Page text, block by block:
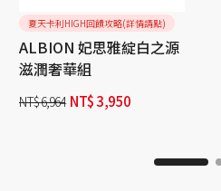
夏天卡利HIGH回饋攻略(詳情請點)
ALBION 妃思雅綻白之源
滋潤奢華組
NT$6,964 NT$3,950